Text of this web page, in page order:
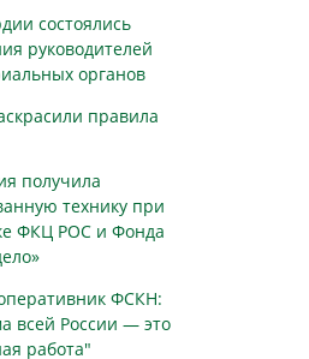
состоялись
руководителей
органов
правила
получила
технику при
ФКЦ РОС и Фонда
ФСКН:
всей России — это
работа"